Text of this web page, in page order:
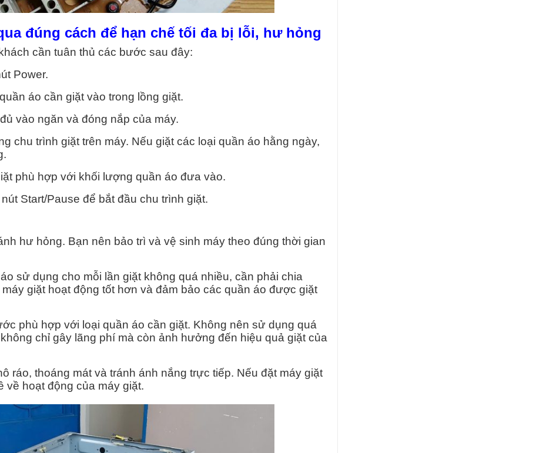
đúng cách để hạn chế tối đa bị lỗi, hư hỏng
cần tuân thủ các bước sau đây:
Power.
áo cần giặt vào trong lồng giặt.
vào ngăn và đóng nắp của máy.
chu trình giặt trên máy. Nếu giặt các loại quần áo hằng ngày,
phù hợp với khối lượng quần áo đưa vào.
Start/Pause để bắt đầu chu trình giặt.
hư hỏng. Bạn nên bảo trì và vệ sinh máy theo đúng thời gian
sử dụng cho mỗi lần giặt không quá nhiều, cần phải chia
giặt hoạt động tốt hơn và đảm bảo các quần áo được giặt
phù hợp với loại quần áo cần giặt. Không nên sử dụng quá
chỉ gây lãng phí mà còn ảnh hưởng đến hiệu quả giặt của
ráo, thoáng mát và tránh ánh nắng trực tiếp. Nếu đặt máy giặt
về hoạt động của máy giặt.